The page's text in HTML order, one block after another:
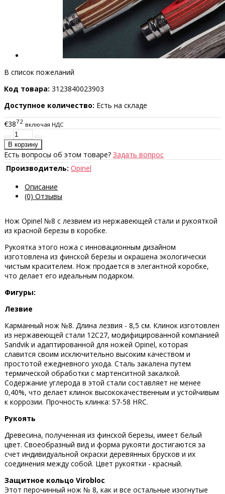
В список пожеланий
Код товара: 3123840023903
Доступное количество: Есть на складе
€3872 включая НДС
Есть вопросы об этом товаре? Задать вопрос
Производитель: Opinel
Описание
(0) Отзывы
Нож Opinel №8 с лезвием из нержавеющей стали и рукояткой
из красной березы в коробке.
Рукоятка этого ножа с инновационным дизайном
изготовлена из финской березы и окрашена экологически
чистым красителем. Нож продается в элегантной коробке,
что делает его идеальным подарком.
Фигуры:
Лезвие
Карманный нож №8. Длина лезвия - 8,5 см. Клинок изготовлен
из нержавеющей стали 12C27, модифицированной компанией
Sandvik и адаптированной для ножей Opinel, которая
славится своим исключительно высоким качеством и
простотой ежедневного ухода. Сталь закалена путем
термической обработки с мартенситной закалкой.
Содержание углерода в этой стали составляет не менее
0,40%, что делает клинок высококачественным и устойчивым
к коррозии. Прочность клинка: 57-58 HRC.
Рукоять
Древесина, полученная из финской березы, имеет белый
цвет. Своеобразный вид и форма рукояти достигаются за
счет индивидуальной окраски деревянных брусков и их
соединения между собой. Цвет рукоятки - красный.
Защитное кольцо Virobloc
Этот перочинный нож № 8, как и все остальные изогнутые